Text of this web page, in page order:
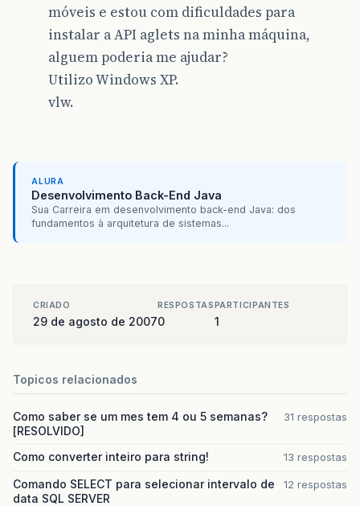
móveis e estou com dificuldades para
instalar a API aglets na minha máquina,
alguem poderia me ajudar?
Utilizo Windows XP.
vlw.
ALURA
Desenvolvimento Back-End Java
Sua Carreira em desenvolvimento back-end Java: dos
fundamentos à arquitetura de sistemas...
CRIADO
29 de agosto de 2007
RESPOSTAS
0
PARTICIPANTES
1
Topicos relacionados
Como saber se um mes tem 4 ou 5 semanas?
[RESOLVIDO]
31 respostas
Como converter inteiro para string! 13 respostas
Comando SELECT para selecionar intervalo de
data SQL SERVER
12 respostas